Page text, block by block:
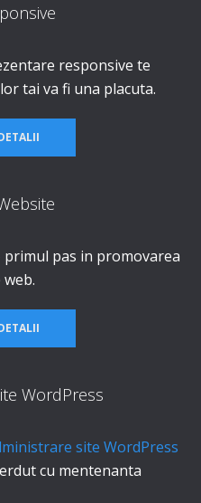
responsive te
tai va fi una placuta.
primul pas in promovarea
WordPress
site WordPress
cu mentenanta